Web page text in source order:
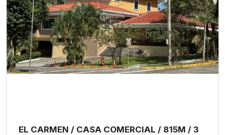
EL CARMEN / CASA COMERCIAL / 815M / 3